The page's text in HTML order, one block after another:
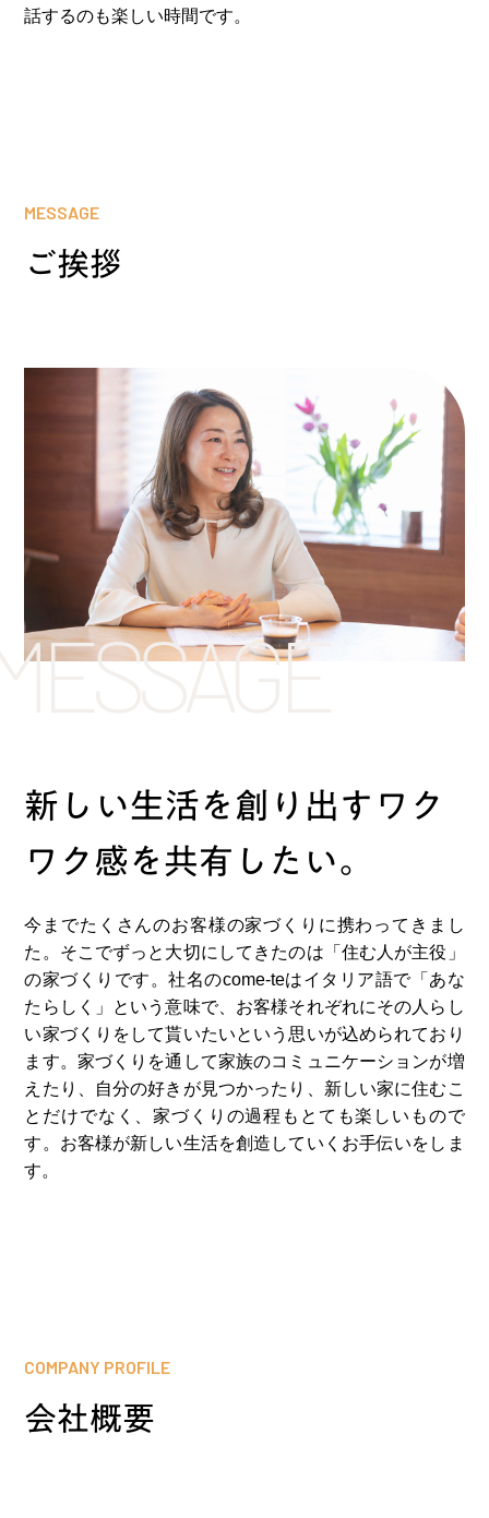
話するのも楽しい時間です。
ご挨拶
MESSAGE
新しい⽣活を創り出す ワク
ワク感を共有したい。
今までたくさんのお客様の家づくりに携わってきまし
た。そこでずっと⼤切にしてきたのは「住む⼈が主役」
の家づくりです。社名のcome-teはイタリア語で「あな
たらしく」という意味で、お客様それぞれにその⼈らし
い家づくりをして貰いたいという思いが込められており
ます。家づくりを通して家族のコミュニケーションが増
えたり、⾃分の好きが⾒つかったり、新しい家に住むこ
とだけでなく、家づくりの過程もとても楽しいもので
す。お客様が新しい⽣活を創造していくお⼿伝いをしま
す。
会社概要
COMPANY PROFILE